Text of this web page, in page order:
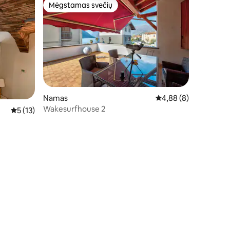
Vidutinis įvertinimas: 5 iš 5, atsiliepimų: 13
5 (13)
Mėgstamas svečių
Mėgstamas svečių
Namas Vidutinis įvertinimas:
4,88 (8)
Wakesurfhouse 2